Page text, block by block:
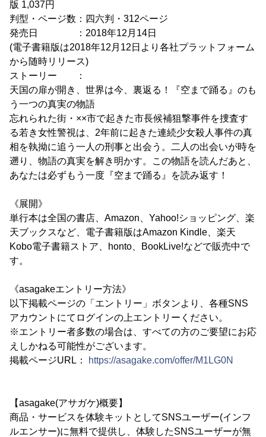
版 1,037円
判型・ページ数：四六判・312ページ
発売日 ：2018年12月14日
(電子書籍版は2018年12月12日より各社プラットフォーム
から随時リリース)
ストーリー ：
天国の扉が開き、世界は今、裏返る！『空まで踊る』のも
う一つの真実の物語
忘れられた街・××市で起きた市長候補狙撃事件を捜査す
る若き女性警視は、2年前に起きた連続少女殺人事件の真
相を執拗に追う一人の刑事と出会う。二人の出会いが時を
遡り、物語の真実を解き明かす。この物語を読んだあと、
あなたは必ずもう一度『空まで踊る』を読み返す！
《展開》
単行本は全国の書店、Amazon、Yahoo!ショッピング、楽
天ブックスなど、電子書籍版はAmazon Kindle、楽天
Kobo電子書籍ストア、honto、BookLive!などで販売中で
す。
《asagakeエントリー方法》
以下掲載ページの「エントリー」ボタンより、各種SNS
アカウントにてログインの上エントリーください。
※エントリー者多数の場合は、すべての方のご要望にお応
えしかねる可能性がございます。
掲載ページURL：
https://asagake.com/offer/M1LG0N
【asagake(アサガケ)概要】
商品・サービスを体験キットとしてSNSユーザー(インフ
ルエンサー)に無料で提供し、体験したSNSユーザーが無